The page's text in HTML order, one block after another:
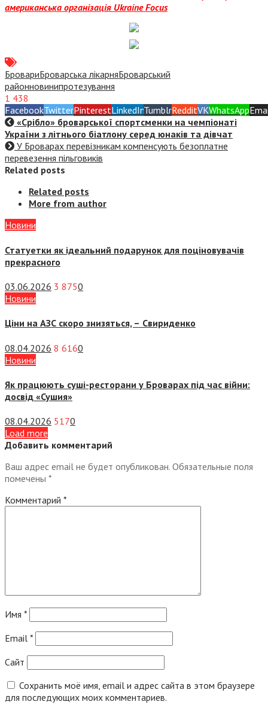
американська організація Ukraine Focus
БровариБроварська лікарняБроварський
районновинипротезування
1 438
FacebookTwitterPinterestLinkedInTumblrRedditVKWhatsApp
«Срібло» броварської спортсменки на чемпіонаті
України з літнього біатлону серед юнаків та дівчат
У Броварах перевізникам компенсують безоплатне
перевезення пільговиків
Related posts
Related posts
More from author
Новини
Статуетки як ідеальний подарунок для поціновувачів
прекрасного
03.06.2026 3 8750
Новини
Ціни на АЗС скоро знизяться, – Свириденко
08.04.2026 8 6160
Новини
Як працюють суші-ресторани у Броварах під час війни:
досвід «Сушия»
08.04.2026 5170
Load more
Добавить комментарий
Ваш адрес email не будет опубликован. Обязательные поля
помечены *
Комментарий *
Имя *
Email *
Сайт
Сохранить моё имя, email и адрес сайта в этом браузере
для последующих моих комментариев.